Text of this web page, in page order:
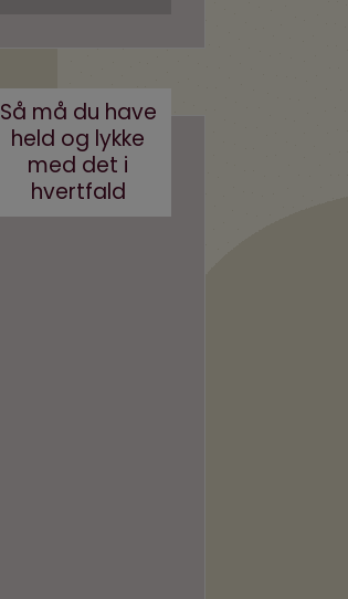
Så må du have
held og lykke
med det i
hvertfald